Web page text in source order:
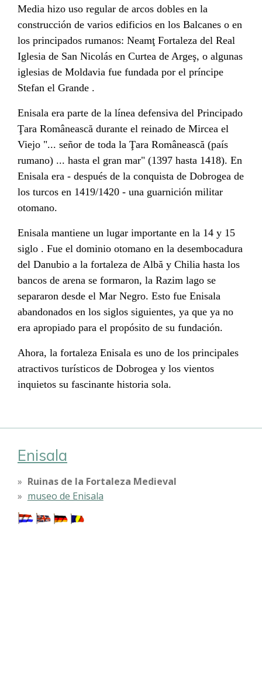
Media hizo uso regular de arcos dobles en la
construcción de varios edificios en los Balcanes o en
los principados rumanos: Neamţ Fortaleza del Real
Iglesia de San Nicolás en Curtea de Argeş, o algunas
iglesias de Moldavia fue fundada por el príncipe
Stefan el Grande .
Enisala era parte de la línea defensiva del Principado
Ţara Românească durante el reinado de Mircea el
Viejo "... señor de toda la Ţara Românească (país
rumano) ... hasta el gran mar" (1397 hasta 1418). En
Enisala era - después de la conquista de Dobrogea de
los turcos en 1419/1420 - una guarnición militar
otomano.
Enisala mantiene un lugar importante en la 14 y 15
siglo . Fue el dominio otomano en la desembocadura
del Danubio a la fortaleza de Albă y Chilia hasta los
bancos de arena se formaron, la Razim lago se
separaron desde el Mar Negro. Esto fue Enisala
abandonados en los siglos siguientes, ya que ya no
era apropiado para el propósito de su fundación.
Ahora, la fortaleza Enisala es uno de los principales
atractivos turísticos de Dobrogea y los vientos
inquietos su fascinante historia sola.
Enisala
Ruinas de la Fortaleza Medieval
museo de Enisala